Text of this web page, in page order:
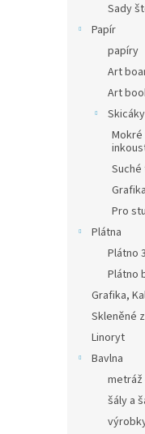
Sady
Papír
papíry
Art
Art
Skicáky
Pro
Plátna
Plátno
Plátno
Grafika,
Skleněné
Linoryt
Bavlna
metráž
šály a